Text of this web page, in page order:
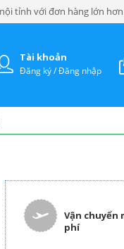
tỉnh với đơn hàng lớn hơn
Tài khoản
Đăng ký / Đăng nhập
Vận chuyển
phí